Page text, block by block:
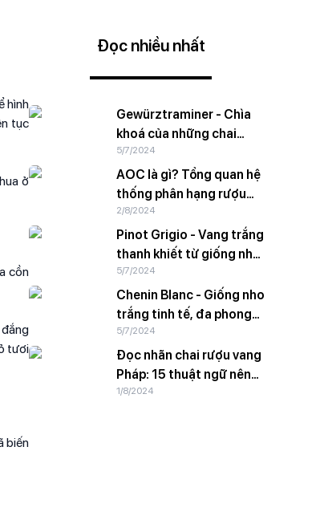
hình
tục
ở
cồn
tươi
biến
Đọc nhiều nhất
Gewürztraminer - Chìa
khoá của những chai
vang trắng ngào ngạt
5/7/2024
AOC là gì? Tổng quan hệ
thống phân hạng rượu
vang Pháp
2/8/2024
Pinot Grigio - Vang trắng
thanh khiết từ giống nho
vỏ hồng
5/7/2024
Chenin Blanc - Giống nho
trắng tinh tế, đa phong
cách
5/7/2024
Đọc nhãn chai rượu vang
Pháp: 15 thuật ngữ nên
biết
1/8/2024